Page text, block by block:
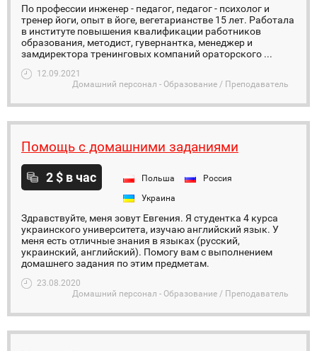
По профессии инженер - педагог, педагог - психолог и
тренер йоги, опыт в йоге, вегетарианстве 15 лет. Работала
в институте повышения квалификации работников
образования, методист, гувернантка, менеджер и
замдиректора тренинговых компаний ораторского ...
12.09.2021
Домашний персонал - Образование / Преподаватель
Помощь с домашними заданиями
2 $ в час Польша
Россия
Украина
Здравствуйте, меня зовут Евгения. Я студентка 4 курса
украинского университета, изучаю английский язык. У
меня есть отличные знания в языках (русский,
украинский, английский). Помогу вам с выполнением
домашнего задания по этим предметам.
23.08.2020
Домашний персонал - Образование / Преподаватель